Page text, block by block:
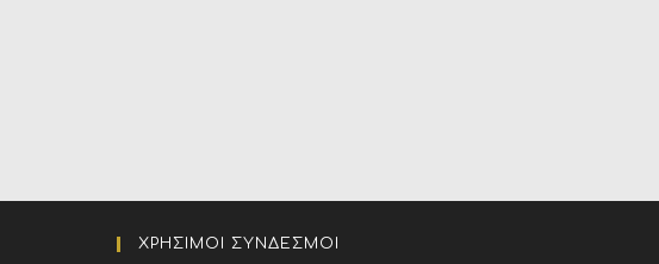
ΧΡΗΣΙΜΟΙ ΣΥΝΔΕΣΜΟΙ